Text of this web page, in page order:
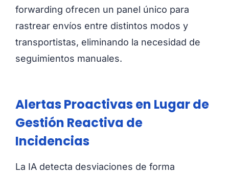
forwarding ofrecen un panel único para
rastrear envíos entre distintos modos y
transportistas, eliminando la necesidad de
seguimientos manuales.
Alertas Proactivas en Lugar de
Gestión Reactiva de
Incidencias
La IA detecta desviaciones de forma